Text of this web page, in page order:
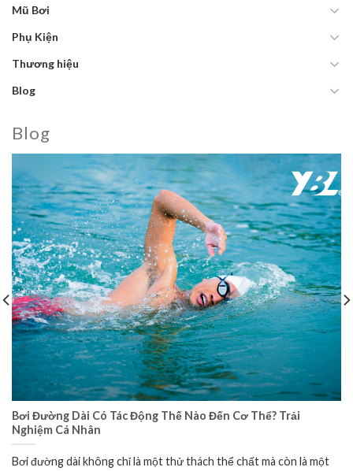
Mũ Bơi
Phụ Kiện
Thương hiệu
Blog
Blog
Bơi Đường Dài Có Tác Động Thế Nào Đến Cơ Thể? Trải
Nghiệm Cá Nhân
Bơi đường dài không chỉ là một thử thách thể chất mà còn là một